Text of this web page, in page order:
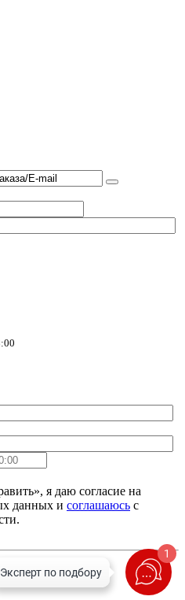
я даю согласие на
данных и соглашаюсь с
1